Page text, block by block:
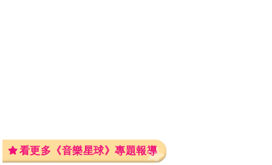
看更多《音樂星球》專題報導